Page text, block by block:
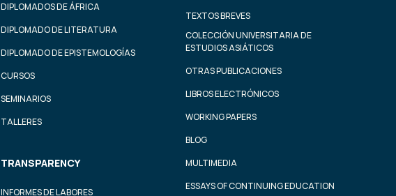
DIPLOMADOS DE ÁFRICA
DIPLOMADO DE LITERATURA
DIPLOMADO DE EPISTEMOLOGÍAS
CURSOS
SEMINARIOS
TALLERES
TRANSPARENCY
INFORMES DE LABORES
TEXTOS BREVES
COLECCIÓN UNIVERSITARIA DE
ESTUDIOS ASIÁTICOS
OTRAS PUBLICACIONES
LIBROS ELECTRÓNICOS
WORKING PAPERS
BLOG
MULTIMEDIA
ESSAYS OF CONTINUING EDUCATION